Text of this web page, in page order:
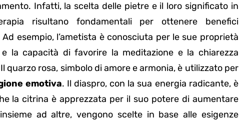
Infatti, la scelta delle pietre e il loro significato in
risultano fondamentali per ottenere benefici
esempio, l’ametista è conosciuta per le sue proprietà
la capacità di favorire la meditazione e la chiarezza
quarzo rosa, simbolo di amore e armonia, è utilizzato per
emotiva. Il diaspro, con la sua energia radicante, è
la citrina è apprezzata per il suo potere di aumentare
ad altre, vengono scelte in base alle esigenze